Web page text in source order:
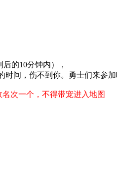
的10分钟内），
时间，伤不到你。勇士们来参
次一个，不得带宠进入地图